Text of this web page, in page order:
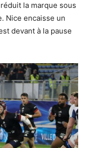
la marque sous
Nice encaisse un
devant à la pause